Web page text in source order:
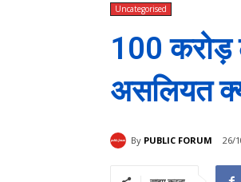
Uncategorised
100 करोड़
असलियत
By PUBLIC FORUM 26/